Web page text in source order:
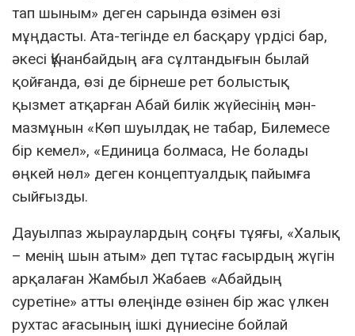
тап шыным» деген сарында өзімен өзі
мұңдасты. Ата-тегінде ел басқару үрдісі бар,
әкесі Құнанбайдың аға сұлтандығын былай
қойғанда, өзі де бірнеше рет болыстық
қызмет атқарған Абай билік жүйесінің мән-
мазмұнын «Көп шуылдақ не табар, Билемесе
бір кемел», «Единица болмаса, Не болады
өңкей нөл» деген концептуалдық пайымға
сыйғызды.
Дауылпаз жыраулардың соңғы тұяғы, «Халық
– менің шын атым» деп тұтас ғасырдың жүгін
арқалаған Жамбыл Жабаев «Абайдың
суретіне» атты өлеңінде өзінен бір жас үлкен
рухтас ағасының ішкі дүниесіне бойлай